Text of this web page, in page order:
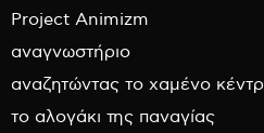
Project Animizm
αναγνωστήριο
αναζητώντας το χαμένο
το αλογάκι της παναγίας